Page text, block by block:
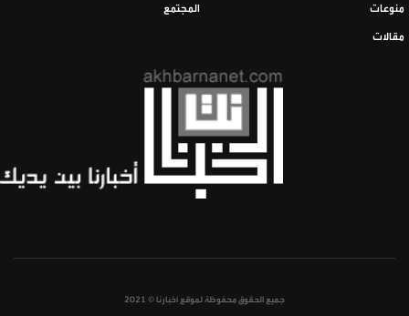
منوعات المجتمع
مقالات
جميع الحقوق محفوظة لموقع أخبارنا © 2021